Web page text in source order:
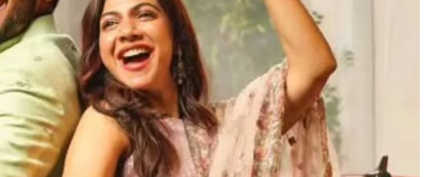
അക്ഷയ തങ്ക മാളിഗൈ’
(എടിഎം): കല്യാണ്‍
ജുവലേഴ്‌സിന്‍റെ ആദ്യ
പ്രാദേശിക ബ്രാന്‍ഡ്,
ശിവകാര്‍ത്തികേയന്‍
അംബാസഡര്‍
August 3, 20267:48 pm